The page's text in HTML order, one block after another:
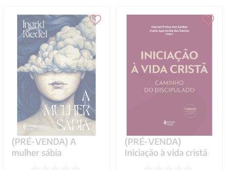
(PRÉ-VENDA) A
mulher sábia
(PRÉ-VENDA)
Iniciação à vida cristã